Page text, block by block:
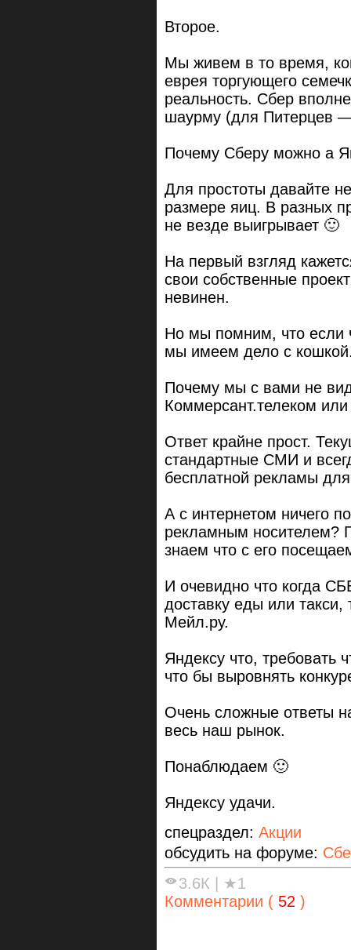
Второе.
Мы живем в то время,
еврея торгующего
реальность. Сбер
шаурму (для Питерцев
Почему Сберу можно а
Для простоты давайте
размере яиц. В разных
не везде выигрывает 🙂
На первый взгляд
свои собственные
невинен.
Но мы помним, что если
мы имеем дело с
Почему мы с вами не
Коммерсант.телеком
Ответ крайне прост.
стандартные СМИ и
бесплатной рекламы
А с интернетом ничего
рекламным носителем?
знаем что с его
И очевидно что когда
доставку еды или такси,
Мейл.ру.
Яндексу что, требовать
что бы выровнять
Очень сложные ответы
весь наш рынок.
Понаблюдаем 🙂
Яндексу удачи.
спецраздел: Акции
обсудить на форуме:
3.6К
★1
Комментарии ( 52 )